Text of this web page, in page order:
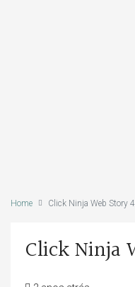
Home Click Ninja Web Story
Click Ninja